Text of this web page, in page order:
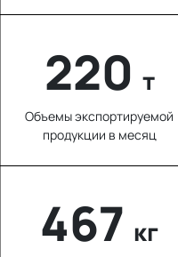
220 т
Объемы экспортируемой
продукции в месяц
655 кг